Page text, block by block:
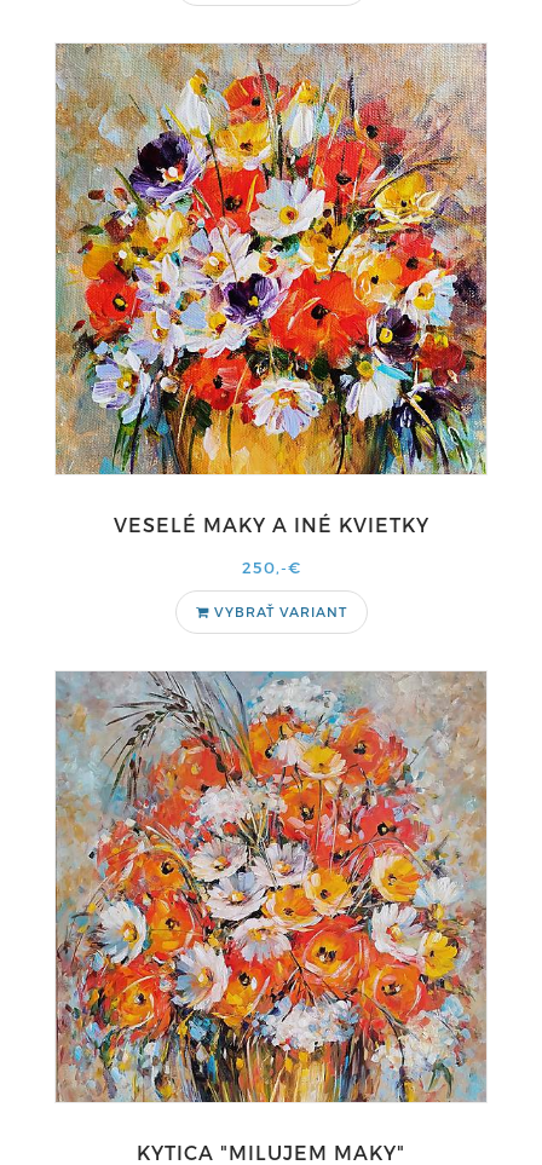
VESELÉ MAKY A INÉ KVIETKY
250,-€
VYBRAŤ VARIANT
KYTICA "MILUJEM MAKY"